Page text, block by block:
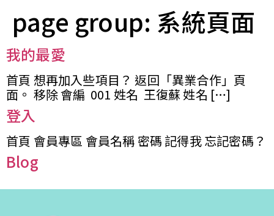
page group: 系統頁面
我的最愛
首頁 想再加入些項目？ 返回「異業合作」頁
面。 移除 會編 001 姓名 王復蘇 姓名 […]
登入
首頁 會員專區 會員名稱 密碼 記得我 忘記密碼？
Blog
您已成功送出會員申請
您好，您的會員申請，已成功送出，經本協會理事
會審核通過後即通知您進行繳費，繳費資訊如下
——
【會費】
個人會員:
費1200元，於每年度繳納。
團體會員: